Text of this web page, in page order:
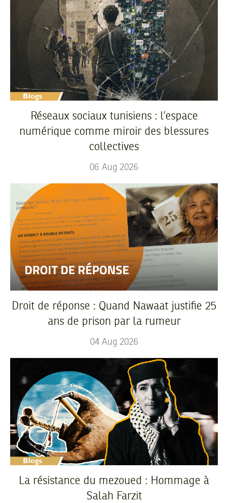
Réseaux sociaux tunisiens : l’espace
numérique comme miroir des blessures
collectives
06 Aug 2026
Droit de réponse : Quand Nawaat justifie 25
ans de prison par la rumeur
04 Aug 2026
La résistance du mezoued : Hommage à
Salah Farzit